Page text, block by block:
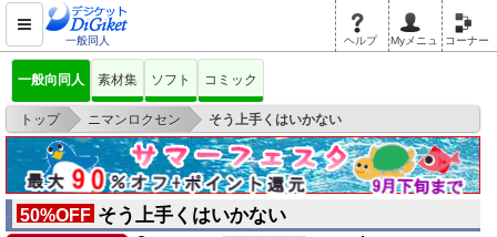
一般同人 ヘルプ Myメニュ コーナー
一般向同人 素材集 ソフト コミック
トップ > ニマンロクセン > そう上手くはいかない
50%OFF そう上手くはいかない